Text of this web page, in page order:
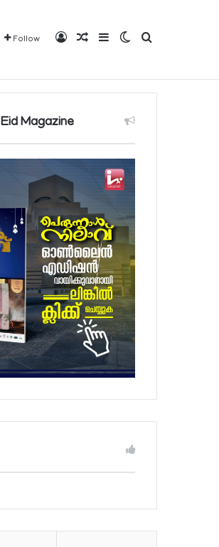
Follow Log InRandom Article
SidebarSwitch skin
Search for
Magazine